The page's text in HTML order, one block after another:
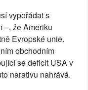
vypořádat s
–, že Ameriku
Evropské unie.
obchodním
se deficit USA v
narativu nahrává.